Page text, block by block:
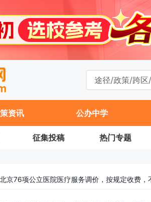
资讯 公办中学
征集投稿 热门专题